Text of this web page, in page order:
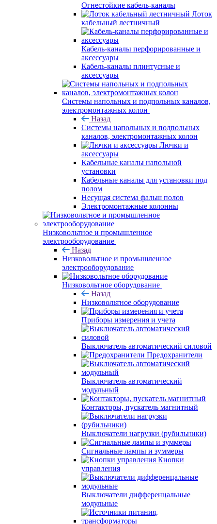
Огнестойкие кабель-каналы
Лоток
кабельный лестничный
Кабель-каналы перфорированные и
аксессуары
Кабель-каналы плинтусные и
аксессуары
Системы напольных и подпольных каналов,
электромонтажных колон
Назад
Системы напольных и подпольных
каналов, электромонтажных колон
Лючки и
аксессуары
Кабельные каналы напольной
установки
Кабельные каналы для установки под
полом
Несущая система фальш полов
Электромонтажные колонны
Низковольтное и промышленное
электрооборудование
Назад
Низковольтное и промышленное
электрооборудование
Низковольтное оборудование
Назад
Низковольтное оборудование
Приборы измерения и учета
Выключатель автоматический силовой
Предохранители
Выключатель автоматический
модульный
Контакторы, пускатель магнитный
Выключатели нагрузки (рубильники)
Сигнальные лампы и зуммеры
Кнопки
управления
Выключатели дифференцальные
модульные